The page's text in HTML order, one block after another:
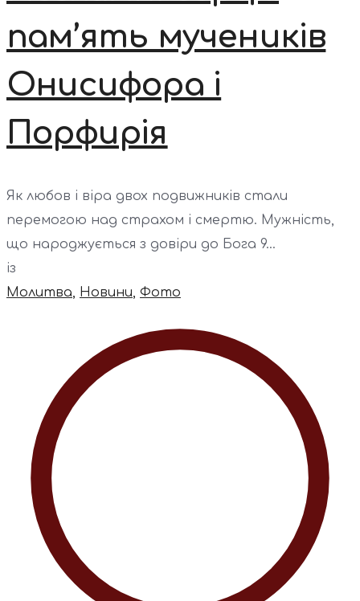
пам’ять мучеників
Онисифора і
Порфирія
Як любов і віра двох подвижників стали
перемогою над страхом і смертю. Мужність,
що народжується з довіри до Бога 9...
із
Молитва, Новини, Фото